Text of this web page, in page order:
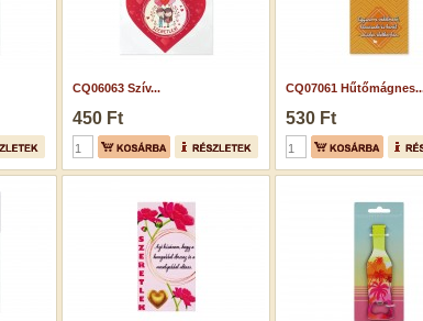
CQ06063 Szív...
450 Ft
CQ07061
530 Ft